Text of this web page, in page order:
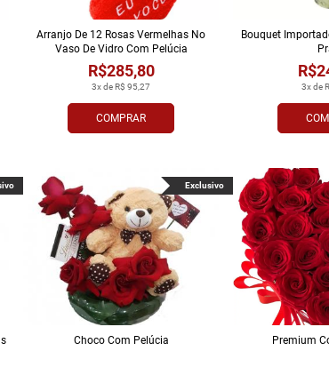
COMPRAR
3x de R$ 95,27
R$285,80
Arranjo De 12 Rosas Vermelhas No
Vaso De Vidro Com Pelúcia
3x de
Bouquet
Choco Com Pelúcia
Exclusivo
Premium